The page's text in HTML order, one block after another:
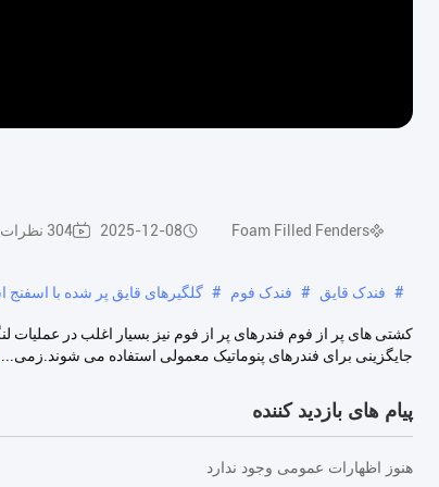
Foam Filled Fenders
2025-12-08 304 نظرات
# فندک قایق # فندک فوم # گلگیرهای قایق پر شده با اسفنج
کشتی های پر از فوم فندرهای پر از فوم نیز بسیار اغلب در عملیات
جایگزینی برای فندرهای پنوماتیک معمولی استفاده می شوند.زمی...
پیام های بازدید کننده
هنوز اظهارات عمومی وجود ندارد